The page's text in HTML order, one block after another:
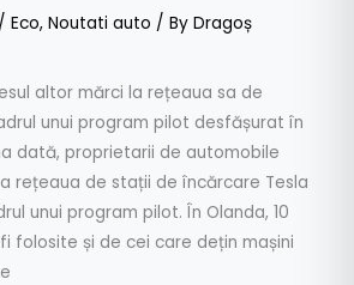
/ Eco, Noutati auto / By Dragoș
altor mărci la rețeaua sa de
unui program pilot desfășurat în
dată, proprietarii de automobile
rețeaua de stații de încărcare Tesla
unui program pilot. În Olanda, 10
folosite și de cei care dețin mașini